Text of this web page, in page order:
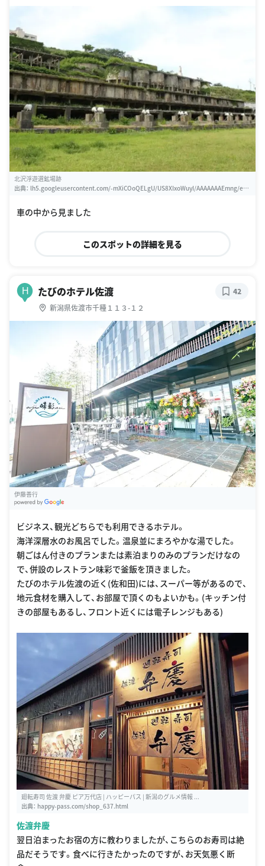
北沢浮遊選鉱場跡
出典： lh5.googleusercontent.com/-mXiCOoQELgU/US8XIxoWuyI/AAAAAAAEmng/ekf
車の中から見ました
このスポットの詳細を見る
H たびのホテル佐渡
新潟県佐渡市千種１１３-１２
42
伊藤善行
ビジネス、観光どちらでも利用できるホテル。
海洋深層水のお風呂でした。温泉並にまろやかな湯でした。
朝ごはん付きのプランまたは素泊まりのみのプランだけなの
で、併設のレストラン味彩で釜飯を頂きました。
たびのホテル佐渡の近く(佐和田)には、スーパー等があるので、
地元食材を購入して、お部屋で頂くのもよいかも。(キッチン付
きの部屋もあるし、フロント近くには電子レンジもある)
廻転寿司 佐渡 弁慶 ピア万代店 | ハッピーパス | 新潟のグルメ情報 ...
出典： happy-pass.com/shop_637.html
佐渡弁慶
翌日泊まったお宿の方に教わりましたが、こちらのお寿司は絶
品だそうです。食べに行きたかったのですが、お天気悪く断